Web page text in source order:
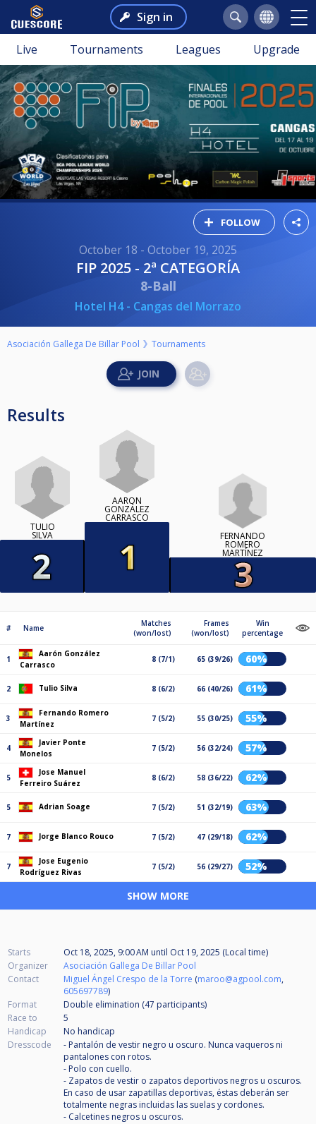
Sign in
Live Tournaments Leagues Upgrade
FOLLOW
October 18 - October 19, 2025
FIP 2025 - 2ª CATEGORÍA
8-Ball
Hotel H4 - Cangas del Morrazo
Asociación Gallega De Billar Pool Tournaments
Results
TULIO
SILVA
AARÓN
GONZÁLEZ
CARRASCO
FERNANDO
ROMERO
MARTÍNEZ
# Name
Matches
(won/lost)
Frames
(won/lost)
Win
percentage
1
Aarón González
Carrasco
8 (7/1) 65 (39/26) 60%
2 Tulio Silva 8 (6/2) 66 (40/26) 61%
3
Fernando Romero
Martínez
7 (5/2) 55 (30/25) 55%
4
Javier Ponte
Monelos
7 (5/2) 56 (32/24) 57%
5
Jose Manuel
Ferreiro Suárez
8 (6/2) 58 (36/22) 62%
5 Adrian Soage 7 (5/2) 51 (32/19) 63%
7 Jorge Blanco Rouco 7 (5/2) 47 (29/18) 62%
7
Jose Eugenio
Rodríguez Rivas
7 (5/2) 56 (29/27) 52%
SHOW MORE
Starts Oct 18, 2025, 9:00 AM until Oct 19, 2025 (Local time)
Organizer
Asociación Gallega De Billar Pool
Contact
Miguel Ángel Crespo de la Torre (maroo@agpool.com,
605697789)
Format
Double elimination (47 participants)
Race to
5
Handicap
No handicap
Dresscode
- Pantalón de vestir negro u oscuro. Nunca vaqueros ni
pantalones con rotos.
- Polo con cuello.
- Zapatos de vestir o zapatos deportivos negros u oscuros.
En caso de usar zapatillas deportivas, éstas deberán ser
totalmente negras incluidas las suelas y cordones.
- Calcetines negros u oscuros.